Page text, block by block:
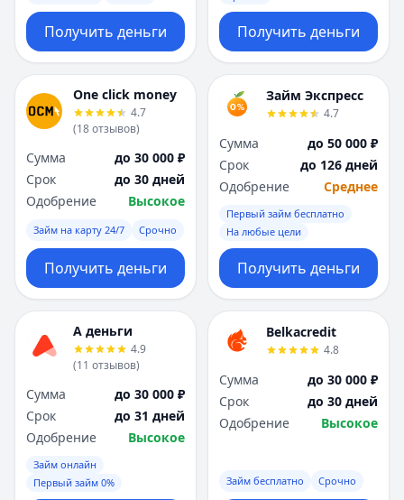
Получить деньги Получить деньги
One click money
4.7
(18отзывов)
Сумма
до 30 000 ₽
Срок
до 30 дней
Одобрение
Высокое
Займ на карту 24/7 Срочно
Получить деньги
Займ Экспресс
4.7
Сумма
до 50 000 ₽
Срок
до 126 дней
Одобрение
Среднее
Первый займ бесплатно
На любые цели
Получить деньги
А деньги
4.9
(11 отзывов)
Сумма
до 30 000 ₽
Срок
до 31 дней
Одобрение
Высокое
Займ онлайн
Первый займ 0%
Belkacredit
4.8
Сумма
до 30 000 ₽
Срок
до 30 дней
Одобрение
Высокое
Займ бесплатно Срочно